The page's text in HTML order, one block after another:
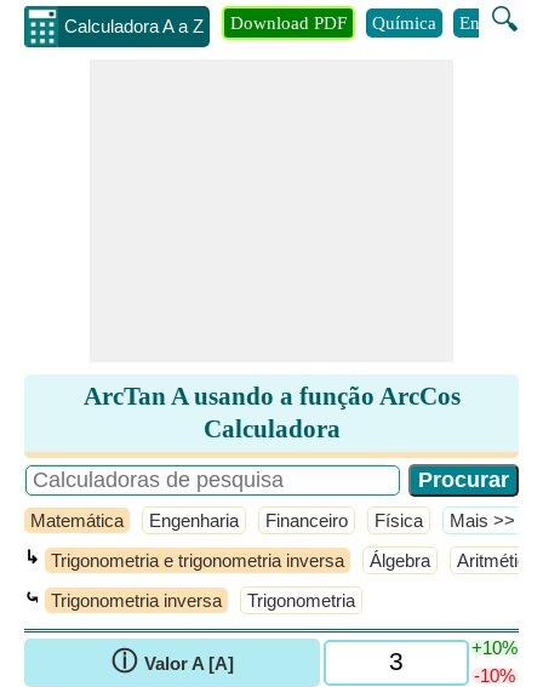
Calculadora A a Z 🔍
Download PDF Química
ArcTan A usando a função ArcCos
Calculadora
Matemática Engenharia Financeiro Física ​Mais >>
↳ Trigonometria e trigonometria inversa Álgebra Aritmética
⤿ Trigonometria inversa Trigonometria
ⓘ Valor A [A]
+10%
-10%